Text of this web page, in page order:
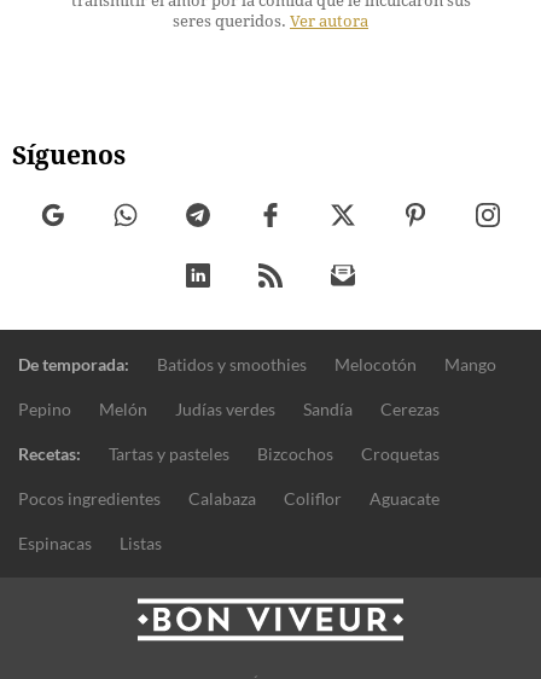
seres queridos. Ver autora
Síguenos
De temporada: Batidos y smoothies Melocotón Mango
Pepino Melón Judías verdes Sandía Cerezas
Recetas: Tartas y pasteles Bizcochos Croquetas
Pocos ingredientes Calabaza Coliflor Aguacate
Espinacas Listas